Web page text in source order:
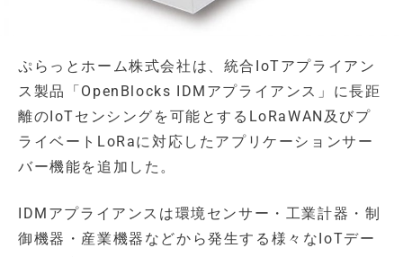
ぷらっとホーム株式会社は、統合IoTアプライアン
ス製品「OpenBlocks IDMアプライアンス」に長距
離のIoTセンシングを可能とするLoRaWAN及びプ
ライベートLoRaに対応したアプリケーションサー
バー機能を追加した。
IDMアプライアンスは環境センサー・工業計器・制
御機器・産業機器などから発生する様々なIoTデー